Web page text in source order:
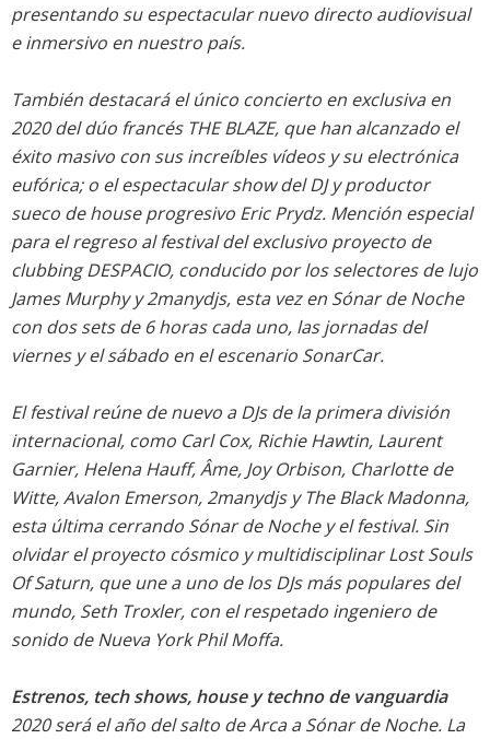
presentando su espectacular nuevo directo audiovisual
e inmersivo en nuestro país.
También destacará el único concierto en exclusiva en
2020 del dúo francés THE BLAZE, que han alcanzado el
éxito masivo con sus increíbles vídeos y su electrónica
eufórica; o el espectacular show del DJ y productor
sueco de house progresivo Eric Prydz. Mención especial
para el regreso al festival del exclusivo proyecto de
clubbing DESPACIO, conducido por los selectores de lujo
James Murphy y 2manydjs, esta vez en Sónar de Noche
con dos sets de 6 horas cada uno, las jornadas del
viernes y el sábado en el escenario SonarCar.
El festival reúne de nuevo a DJs de la primera división
internacional, como Carl Cox, Richie Hawtin, Laurent
Garnier, Helena Hauff, Âme, Joy Orbison, Charlotte de
Witte, Avalon Emerson, 2manydjs y The Black Madonna,
esta última cerrando Sónar de Noche y el festival. Sin
olvidar el proyecto cósmico y multidisciplinar Lost Souls
Of Saturn, que une a uno de los DJs más populares del
mundo, Seth Troxler, con el respetado ingeniero de
sonido de Nueva York Phil Moffa.
Estrenos, tech shows, house y techno de vanguardia
2020 será el año del salto de Arca a Sónar de Noche. La